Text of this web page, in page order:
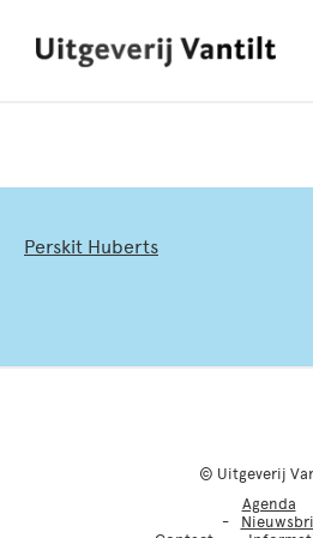
Perskit Huberts
© Uitgeverij
Agenda